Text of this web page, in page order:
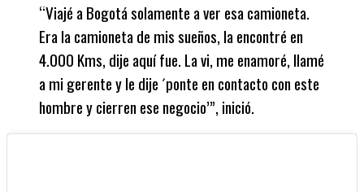
“Viajé a Bogotá solamente a ver esa camioneta.
Era la camioneta de mis sueños, la encontré en
4.000 Kms, dije aquí fue. La vi, me enamoré, llamé
a mi gerente y le dije ´ponte en contacto con este
hombre y cierren ese negocio’”, inició.